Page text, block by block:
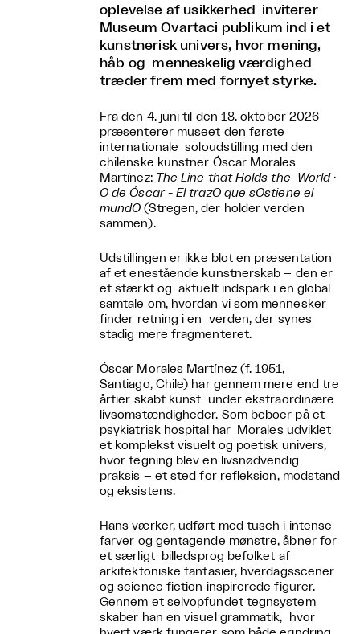
oplevelse af usikkerhed inviterer
Museum Ovartaci publikum ind i et
kunstnerisk univers, hvor mening,
håb og menneskelig værdighed
træder frem med fornyet styrke.
Fra den 4. juni til den 18. oktober 2026
præsenterer museet den første
internationale soloudstilling med den
chilenske kunstner Óscar Morales
Martínez: The Line that Holds the World ·
O de Óscar - El trazO que sOstiene el
mundO(Stregen, der holder verden
sammen).
Udstillingen er ikke blot en præsentation
af et enestående kunstnerskab – den er
et stærkt og aktuelt indspark i en global
samtale om, hvordan vi som mennesker
finder retning i en verden, der synes
stadig mere fragmenteret.
Óscar Morales Martínez (f. 1951,
Santiago, Chile) har gennem mere end tre
årtier skabt kunst under ekstraordinære
livsomstændigheder. Som beboer på et
psykiatrisk hospital har Morales udviklet
et komplekst visuelt og poetisk univers,
hvor tegning blev en livsnødvendig
praksis – et sted for refleksion, modstand
og eksistens.
Hans værker, udført med tusch i intense
farver og gentagende mønstre, åbner for
et særligt billedsprog befolket af
arkitektoniske fantasier, hverdagsscener
og science fiction inspirerede figurer.
Gennem et selvopfundet tegnsystem
skaber han en visuel grammatik, hvor